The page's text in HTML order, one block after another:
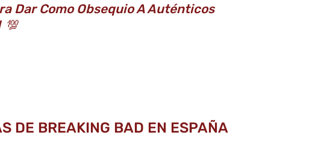
Dar Como Obsequio A Auténticos
💯
DE BREAKING BAD EN ESPAÑA